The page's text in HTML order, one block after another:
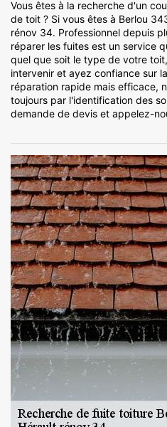
Vous êtes à la recherche d'un
de toit ? Si vous êtes à Berlou
rénov 34. Professionnel depuis
réparer les fuites est un service
quel que soit le type de votre
intervenir et ayez confiance sur
réparation rapide mais efficace,
toujours par l'identification des
demande de devis et appelez-